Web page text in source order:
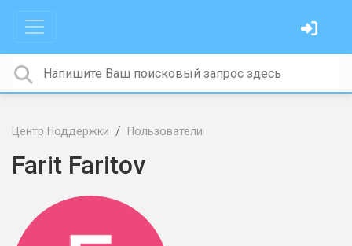
Центр Поддержки Пользователи
Farit Faritov